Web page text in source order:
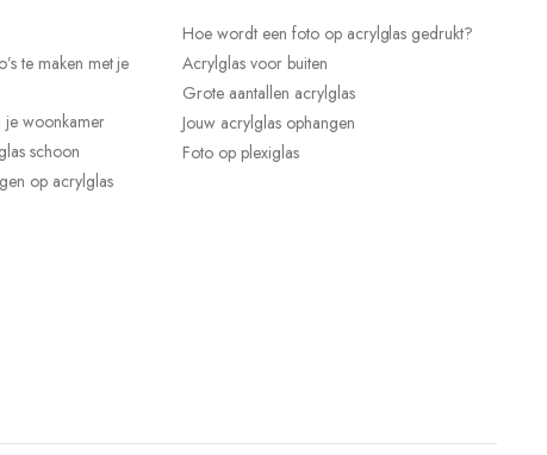
te maken met je
je woonkamer
schoon
op acrylglas
Hoe wordt een foto op acrylglas gedrukt?
Acrylglas voor buiten
Grote aantallen acrylglas
Jouw acrylglas ophangen
Foto op plexiglas